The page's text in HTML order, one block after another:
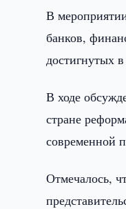
В
банков,
достигнутых
В ходе
стране
современной
Отмечалось,